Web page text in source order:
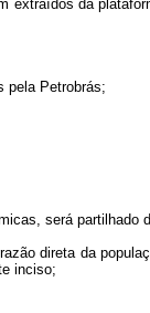
extraídos da
pela Petrobrás;
será partilhado
direta da
inciso;